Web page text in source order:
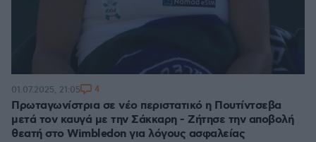
Πρωταγωνίστρια σε νέο περιστατικό η Πουτίντσεβα
μετά τον καυγά με την Σάκκαρη - Ζήτησε την αποβολή
θεατή στο Wimbledon για λόγους ασφαλείας
01.07.2025, 21:05 4